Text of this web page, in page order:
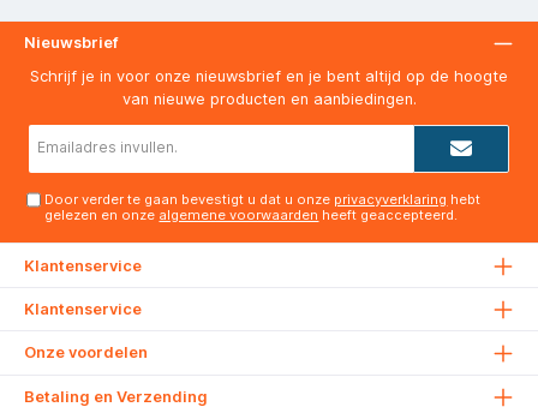
Nieuwsbrief
Schrijf je in voor onze nieuwsbrief en je bent altijd op de hoogte
van nieuwe producten en aanbiedingen.
Door verder te gaan bevestigt u dat u onze privacyverklaring hebt
gelezen en onze algemene voorwaarden heeft geaccepteerd.
Klantenservice
Klantenservice
Onze voordelen
Betaling en Verzending